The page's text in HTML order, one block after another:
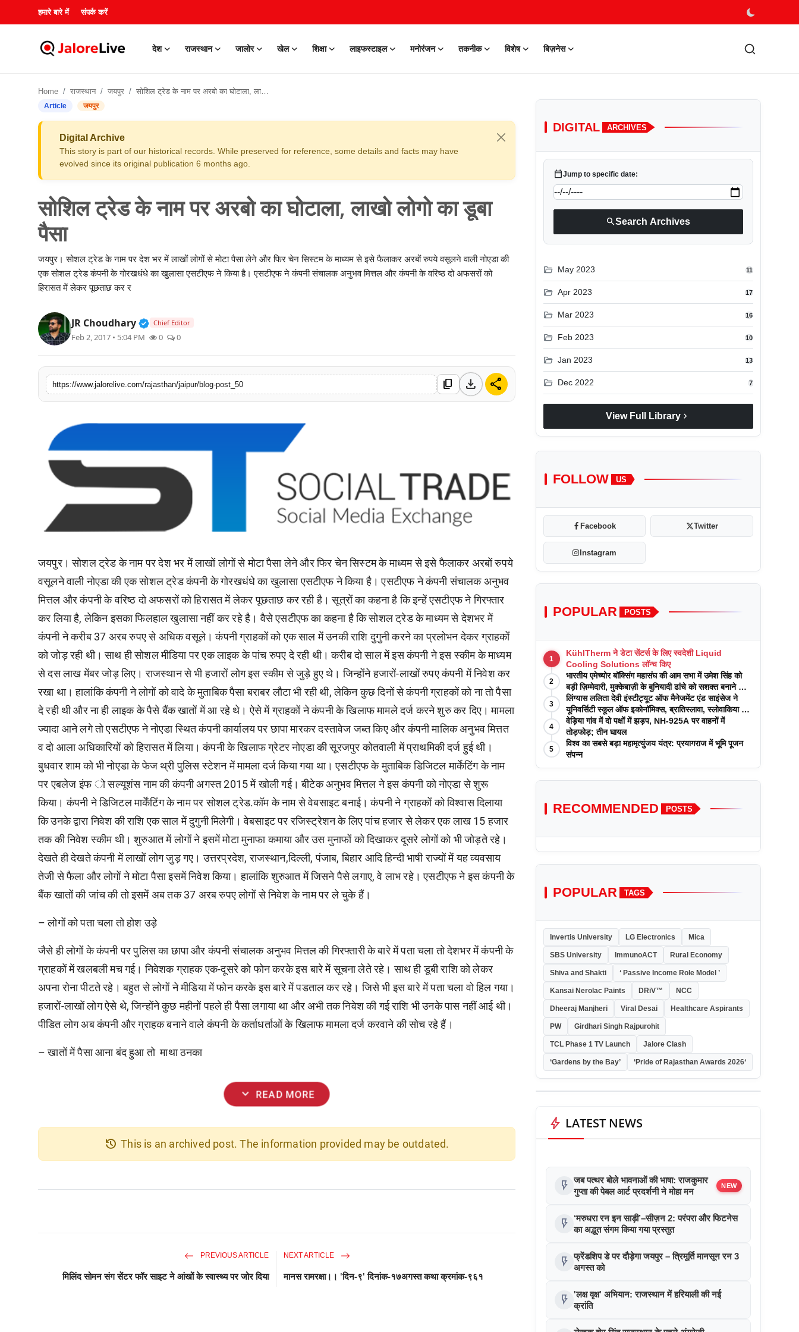
हमारे बारे में संपर्क करें
देश राजस्थान जालोर खेल शिक्षा लाइफस्टाइल मनोरंजन तकनीक विशेष बिज़नेस
लाइफस्टाइल
Home राजस्थान जयपुर सोशिल ट्रेड के नाम पर अरबो का घोटाला, लाखो लोगो का डूबा पैसा
Article जयपुर
Digital Archive
This story is part of our historical records. While preserved for reference, some details and facts may have
evolved since its original publication 6 months ago.
सोशिल ट्रेड के नाम पर अरबो का घोटाला, लाखो लोगो का डूबा
पैसा
जयपुर। सोशल ट्रेड के नाम पर देश भर में लाखों लोगों से मोटा पैसा लेने और फिर चेन सिस्टम के माध्यम से इसे फैलाकर अरबों रुपये वसूलने वाली नोएडा की
एक सोशल ट्रेड कंपनी के गोरखधंधे का खुलासा एसटीएफ ने किया है। एसटीएफ ने कंपनी संचालक अनुभव मित्तल और कंपनी के वरिष्ठ दो अफसरों को
हिरासत में लेकर पूछताछ कर र
JR Choudhary Verified Public Figure • 30 Mar, 2026
Chief Editor
Feb 2, 2017 • 5:04 PM 0 0
https://www.jalorelive.com/rajasthan/jaipur/blog-post_50 content_copy download share
जयपुर। सोशल ट्रेड के नाम पर देश भर में लाखों लोगों से मोटा पैसा लेने और फिर चेन सिस्टम के माध्यम से इसे फैलाकर अरबों रुपये
वसूलने वाली नोएडा की एक सोशल ट्रेड कंपनी के गोरखधंधे का खुलासा एसटीएफ ने किया है। एसटीएफ ने कंपनी संचालक अनुभव
मित्तल और कंपनी के वरिष्ठ दो अफसरों को हिरासत में लेकर पूछताछ कर रही है। सूत्रों का कहना है कि इन्हें एसटीएफ ने गिरफ्तार
कर लिया है, लेकिन इसका फिलहाल खुलासा नहीं कर रहे है। वैसे एसटीएफ का कहना है कि सोशल ट्रेड के माध्यम से देशभर में
कंपनी ने करीब 37 अरब रुपए से अधिक वसूले। कंपनी ग्राहकों को एक साल में उनकी राशि दुगुनी करने का प्रलोभन देकर ग्राहकों
को जोड़ रही थी। साथ ही सोशल मीडिया पर एक लाइक के पांच रुपए दे रही थी। करीब दो साल में इस कंपनी ने इस स्कीम के माध्यम
से दस लाख मेंबर जोड़ लिए। राजस्थान से भी हजारों लोग इस स्कीम से जुड़े हुए थे। जिन्होंने हजारों-लाखों रुपए कंपनी में निवेश कर
रखा था। हालांकि कंपनी ने लोगों को वादे के मुताबिक पैसा बराबर लौटा भी रही थी, लेकिन कुछ दिनों से कंपनी ग्राहकों को ना तो पैसा
दे रही थी और ना ही लाइक के पैसे बैंक खातों में आ रहे थे। ऐसे में ग्राहकों ने कंपनी के खिलाफ मामले दर्ज करने शुरु कर दिए। मामला
ज्यादा आने लगे तो एसटीएफ ने नोएडा स्थित कंपनी कार्यालय पर छापा मारकर दस्तावेज जब्त किए और कंपनी मालिक अनुभव मित्तत
व दो आला अधिकारियों को हिरासत में लिया। कंपनी के खिलाफ ग्रेटर नोएडा की सूरजपुर कोतवाली में प्राथमिकी दर्ज हुई थी।
बुधवार शाम को भी नोएडा के फेज थ्री पुलिस स्टेशन में मामला दर्ज किया गया था। एसटीएफ के मुताबिक डिजिटल मार्केटिंग के नाम
पर एबलेज इंफ ो सल्यूशंस नाम की कंपनी अगस्त 2015 में खोली गई। बीटेक अनुभव मित्तल ने इस कंपनी को नोएडा से शुरू
किया। कंपनी ने डिजिटल मार्केंटिंग के नाम पर सोशल ट्रेड.कॉम के नाम से वेबसाइट बनाई। कंपनी ने ग्राहकों को विश्वास दिलाया
कि उनके द्वारा निवेश की राशि एक साल में दुगुनी मिलेगी। वेबसाइट पर रजिस्ट्रेशन के लिए पांच हजार से लेकर एक लाख 15 हजार
तक की निवेश स्कीम थी। शुरुआत में लोगों ने इसमें मोटा मुनाफा कमाया और उस मुनाफों को दिखाकर दूसरे लोगों को भी जोड़ते रहे।
देखते ही देखते कंपनी में लाखों लोग जुड़ गए। उत्तरप्रदेश, राजस्थान,दिल्ली, पंजाब, बिहार आदि हिन्दी भाषी राज्यों में यह व्यवसाय
तेजी से फैला और लोगों ने मोटा पैसा इसमें निवेश किया। हालांकि शुरुआत में जिसने पैसे लगाए, वे लाभ रहे। एसटीएफ ने इस कंपनी के
बैंक खातों की जांच की तो इसमें अब तक 37 अरब रुपए लोगों से निवेश के नाम पर ले चुके हैं।
– लोगों को पता चला तो होश उड़े
जैसे ही लोगों के कंपनी पर पुलिस का छापा और कंपनी संचालक अनुभव मित्तल की गिरफ्तारी के बारे में पता चला तो देशभर में कंपनी के
ग्राहकों में खलबली मच गई। निवेशक ग्राहक एक-दूसरे को फोन करके इस बारे में सूचना लेते रहे। साथ ही डूबी राशि को लेकर
अपना रोना पीटते रहे। बहुत से लोगों ने मीडिया में फोन करके इस बारे में पडताल कर रहे। जिसे भी इस बारे में पता चला वो हिल गया।
हजारों-लाखों लोग ऐसे थे, जिन्होंने कुछ महीनों पहले ही पैसा लगाया था और अभी तक निवेश की गई राशि भी उनके पास नहीं आई थी।
पीडित लोग अब कंपनी और ग्राहक बनाने वाले कंपनी के कर्ताधर्ताओं के खिलाफ मामला दर्ज करवाने की सोच रहे हैं।
– खातों में पैसा आना बंद हुआ तो माथा ठनका
expand_more READ MORE
history This is an archived post. The information provided may be outdated.
PREVIOUS ARTICLE
मिलिंद सोमन संग सेंटर फॉर साइट ने आंखों के स्वास्थ्य पर जोर दिया
NEXT ARTICLE
मानस रामरक्षा।। 'दिन-९' दिनांक-१७अगस्त कथा क्रमांक-९६१
DIGITAL ARCHIVES
calendar_todayJump to specific date:
searchSearch Archives
folder_open May 2023 11
folder_open Apr 2023 17
folder_open Mar 2023 16
folder_open Feb 2023 10
folder_open Jan 2023 13
folder_open Dec 2022 7
View Full Library chevron_right
FOLLOW US
Facebook Twitter
Instagram
POPULAR POSTS
1
KühlTherm ने डेटा सेंटर्स के लिए स्वदेशी Liquid
Cooling Solutions लॉन्च किए
2
भारतीय एमेच्योर बॉक्सिंग महासंघ की आम सभा में उमेश सिंह को
बड़ी ज़िम्मेदारी, मुक्केबाज़ी के बुनियादी ढांचे को सशक्त बनाने का
वादा
3
लिंग्यास ललिता देवी इंस्टीट्यूट ऑफ मैनेजमेंट एंड साइंसेज ने
यूनिवर्सिटी स्कूल ऑफ इकोनॉमिक्स, ब्रातिस्लावा, स्लोवाकिया के
साथ अकादमिक पत्रिकाओं में प्रकाशन रणनीतियों पर एक
दिवसीय कार्यशाला का आयोजन किया
4
वेड़िया गांव में दो पक्षों में झड़प, NH-925A पर वाहनों में
तोड़फोड़; तीन घायल
5
विश्व का सबसे बड़ा महामृत्युंजय यंत्र: प्रयागराज में भूमि पूजन
संपन्न
RECOMMENDED POSTS
POPULAR TAGS
Invertis University LG Electronics Mica
SBS University ImmunoACT Rural Economy
Shiva and Shakti ‘ Passive Income Role Model ’
Kansai Nerolac Paints DRiV™ NCC
Dheeraj Manjheri Viral Desai Healthcare Aspirants
PW Girdhari Singh Rajpurohit
TCL Phase 1 TV Launch Jalore Clash
‘Gardens by the Bay’ ‘Pride of Rajasthan Awards 2026‘
bolt LATEST NEWS
flash_on जब पत्थर बोले भावनाओं की भाषा: राजकुमार
गुप्ता की पेबल आर्ट प्रदर्शनी ने मोहा मन
NEW
flash_on
‘मरुधरा रन इन साड़ी’–सीज़न 2: परंपरा और फिटनेस
का अद्भुत संगम किया गया प्रस्तुत
flash_on फ्रेंडशिप डे पर दौड़ेगा जयपुर – त्रिमूर्ति मानसून रन 3
अगस्त को
flash_on 'लक्ष वृक्ष' अभियान: राजस्थान में हरियाली की नई
क्रांति